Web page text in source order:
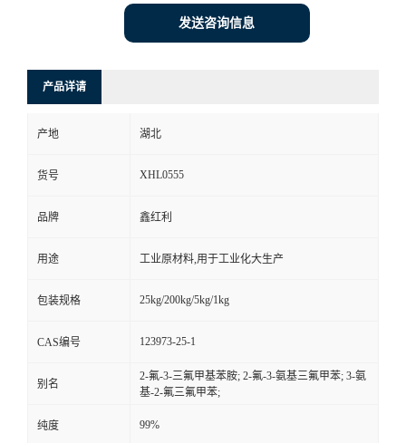
发送咨询信息
产品详请
产地 湖北
货号 XHL0555
品牌 鑫红利
用途 工业原材料,用于工业化大生产
包装规格 25kg/200kg/5kg/1kg
CAS编号 123973-25-1
别名
2-氟-3-三氟甲基苯胺; 2-氟-3-氨基三氟甲苯; 3-氨
基-2-氟三氟甲苯;
纯度 99%